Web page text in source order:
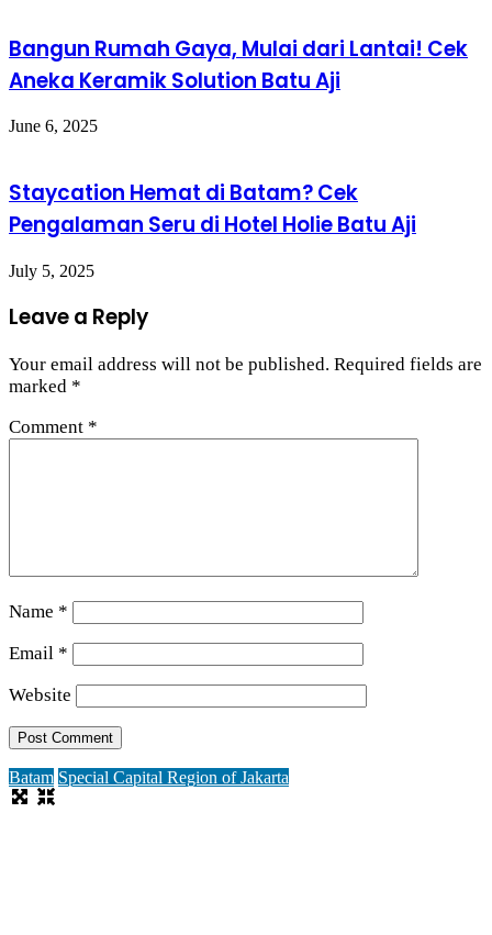
Bangun Rumah Gaya, Mulai dari Lantai! Cek
Aneka Keramik Solution Batu Aji
June 6, 2025
Staycation Hemat di Batam? Cek
Pengalaman Seru di Hotel Holie Batu Aji
July 5, 2025
Leave a Reply
Your email address will not be published. Required fields are
marked *
Comment *
Name *
Email *
Website
Batam Special Capital Region of Jakarta